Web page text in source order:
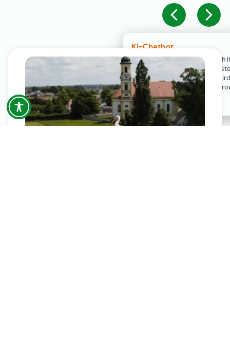
KI-Chatbot
Der KI-Chatbot steht erst nach
Einwilligung in den Cookie-
Verfügung. Der Chat-Verlauf
ausschließlich lokal in Ihrem
gespeichert.